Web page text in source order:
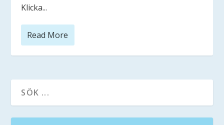
Klicka...
Read More